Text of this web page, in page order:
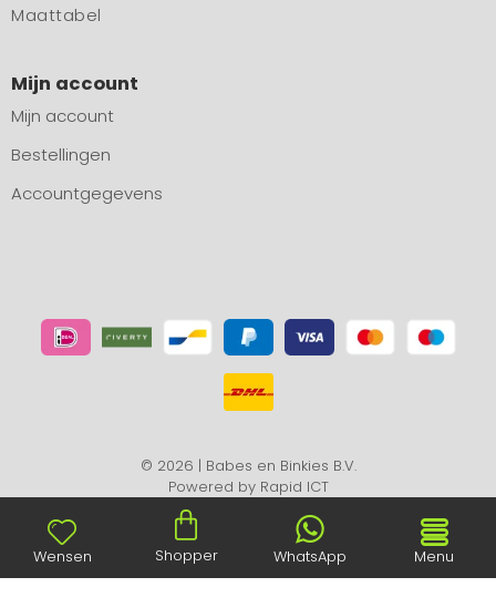
Maattabel
Mijn account
Mijn account
Bestellingen
Accountgegevens
© 2026 | Babes en Binkies B.V.
Powered by Rapid ICT
Wensen Shopper WhatsApp Menu